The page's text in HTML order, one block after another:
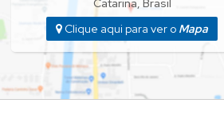
Catarina, Brasil
Clique aqui para ver o Mapa